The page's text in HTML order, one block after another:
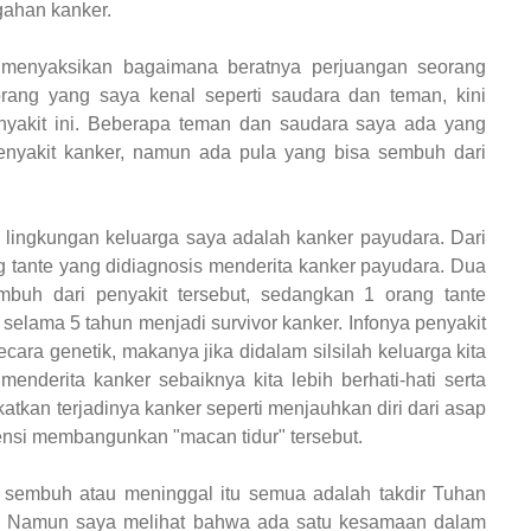
kanker.
bagaimana beratnya perjuangan seorang
yang saya kenal seperti saudara dan teman, kini
ini. Beberapa teman dan saudara saya ada yang
kanker, namun ada pula yang bisa sembuh dari
keluarga saya adalah kanker payudara. Dari
yang didiagnosis menderita kanker payudara. Dua
dari penyakit tersebut, sedangkan 1 orang tante
5 tahun menjadi survivor kanker. Infonya penyakit
genetik, makanya jika didalam silsilah keluarga kita
kanker sebaiknya kita lebih berhati-hati serta
terjadinya kanker seperti menjauhkan diri dari asap
membangunkan "macan tidur" tersebut.
atau meninggal itu semua adalah takdir Tuhan
saya melihat bahwa ada satu kesamaan dalam